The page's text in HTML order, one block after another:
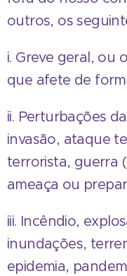
outros, os
i. Greve geral, ou
que afete de
ii. Perturbações
invasão, ataque
terrorista, guerra
ameaça ou
iii. Incêndio,
inundações,
epidemia,